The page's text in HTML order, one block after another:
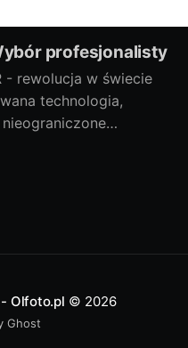
profesjonalisty
- rewolucja w świecie
technologia,
oferuje nam
Niewątpliwie jest to
Olfoto.pl © 2026
Ghost